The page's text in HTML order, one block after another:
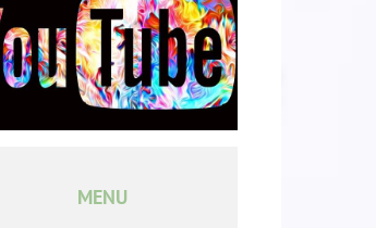
MENU